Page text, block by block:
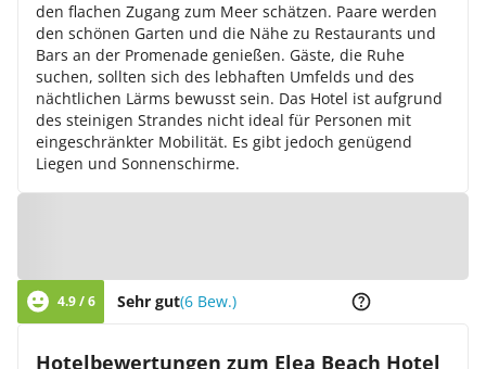
den flachen Zugang zum Meer schätzen. Paare werden
den schönen Garten und die Nähe zu Restaurants und
Bars an der Promenade genießen. Gäste, die Ruhe
suchen, sollten sich des lebhaften Umfelds und des
nächtlichen Lärms bewusst sein. Das Hotel ist aufgrund
des steinigen Strandes nicht ideal für Personen mit
eingeschränkter Mobilität. Es gibt jedoch genügend
Liegen und Sonnenschirme.
4.9 / 6 Sehr gut(6 Bew.)
Hotelbewertungen zum Elea Beach Hotel